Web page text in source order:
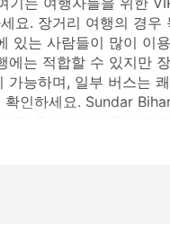
요. 장거리 여행의 경우
있는 사람들이 많이 이
는 적합할 수 있지만
능하며, 일부 버스는
인하세요. Sundar
습니다: